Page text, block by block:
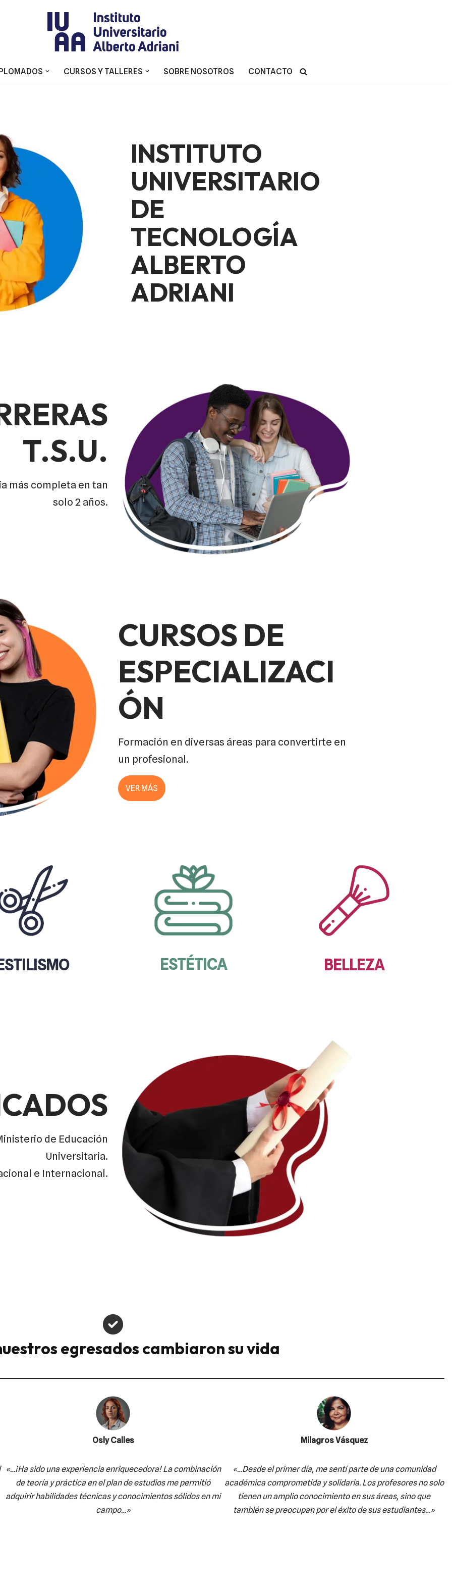
CURSOS Y TALLERES SOBRE NOSOTROS CONTACTO
INSTITUTO
UNIVERSITARIO
DE
TECNOLOGÍA
ALBERTO
ADRIANI
T.S.U.
más completa en tan
solo 2 años.
CURSOS DE
ESPECIALIZACI
ÓN
Formación en diversas áreas para convertirte en
un profesional.
VER MÁS
ESTÉTICA BELLEZA
de Educación
Universitaria.
e Internacional.
egresados cambiaron su vida
Osly Calles
«…¡Ha sido una experiencia enriquecedora! La combinación
de teoría y práctica en el plan de estudios me permitió
adquirir habilidades técnicas y conocimientos sólidos en mi
campo…»
Milagros Vásquez
«…Desde el primer día, me sentí parte de una comunidad
académica comprometida y solidaria. Los profesores no solo
tienen un amplio conocimiento en sus áreas, sino que
también se preocupan por el éxito de sus estudiantes…»